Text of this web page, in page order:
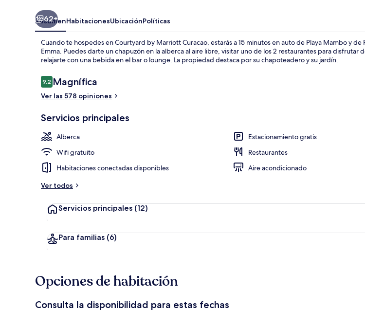
62+
ResumenHabitacionesUbicaciónPolíticas
Cuando te hospedes en Courtyard by Marriott Curacao, estarás a 15 minutos en auto de Playa Mambo y de
Emma. Puedes darte un chapuzón en la alberca al aire libre, visitar uno de los 2 restaurantes para disfrutar
relajarte con una bebida en el bar o lounge. La propiedad destaca por su chapoteadero y su jardín.
Opiniones
9.29.2 de 10,
Magnífica
Ver las 578 opiniones
Servicios principales
Alberca
Estacionamiento gratis
Wifi gratuito
Restaurantes
Habitaciones conectadas disponibles
Aire acondicionado
Ver todos
Servicios principales (12)
Para familias (6)
Opciones de habitación
Consulta la disponibilidad para estas fechas